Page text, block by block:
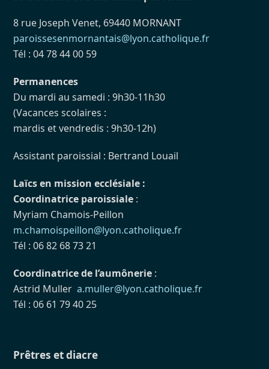
8 rue Joseph Venet, 69440 MORNANT
paroissesenmornantais@lyon.catholique.fr
Tél : 04 78 44 00 59
Permanences
Du mardi au samedi : 9h30-11h30
(Vacances scolaires :
mardis et vendredis : 9h30-12h)
Assistant paroissial : Bertrand Louail
Laïcs en mission ecclésiale :
Coordinatrice paroissiale :
Myriam Chamois-Peillon
m.chamoispeillon@lyon.catholique.fr
Tél : 06 82 68 73 21
Coordinatrice de l’aumônerie :
Astrid Mullera.muller@lyon.catholique.fr
Tél : 06 61 79 40 25
Prêtres et diacre